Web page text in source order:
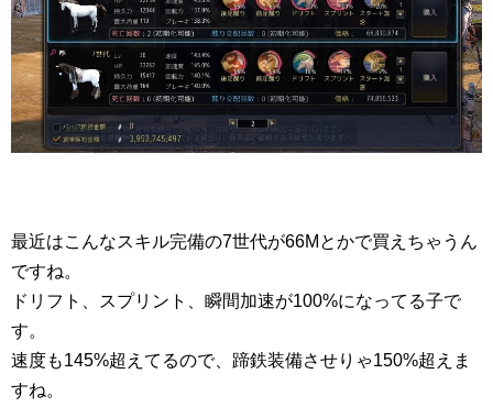
最近はこんなスキル完備の7世代が66Mとかで買えちゃうん
ですね。
ドリフト、スプリント、瞬間加速が100%になってる子で
す。
速度も145%超えてるので、蹄鉄装備させりゃ150%超えま
すね。